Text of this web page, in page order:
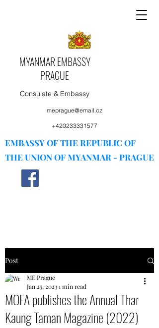
MYANMAR EMBASSY
PRAGUE
Consulate & Embassy
meprague@email.cz
+420233331577
EMBASSY OF THE REPUBLIC OF
THE UNION OF MYANMAR - PRAGUE
Post
MOFA publishes the Annual Thar
Kaung Taman Magazine (2022)
ME Prague
Jan 25, 20231 min read